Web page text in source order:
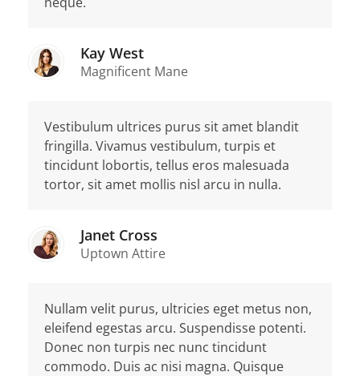
Kay West
Magnificent Mane
Vestibulum ultrices purus sit amet blandit
fringilla. Vivamus vestibulum, turpis et
tincidunt lobortis, tellus eros malesuada
tortor, sit amet mollis nisl arcu in nulla.
Janet Cross
Uptown Attire
Nullam velit purus, ultricies eget metus non,
eleifend egestas arcu. Suspendisse potenti.
Donec non turpis nec nunc tincidunt
commodo. Duis ac nisi magna. Quisque